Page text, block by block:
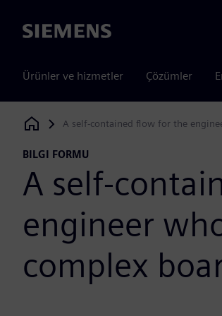
Siemens
Ürünler ve hizmetler Çözümler
Siemens Digital Industries Software
A self-contained flow for the
BILGI FORMU
A self-
engineer
complex